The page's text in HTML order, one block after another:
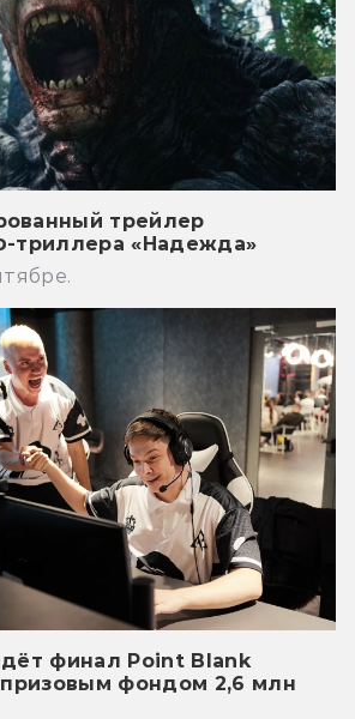
трейлер
триллера «Надежда»
финал Point Blank
призовым фондом 2,6 млн